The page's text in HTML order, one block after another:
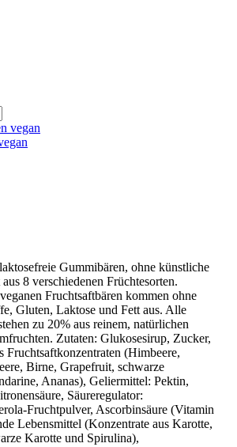
Gummibären, ohne künstliche
8 verschiedenen Früchtesorten.
Fruchtsaftbären kommen ohne
Gluten, Laktose und Fett aus. Alle
zu 20% aus reinem, natürlichen
Zutaten: Glukosesirup, Zucker,
Fruchtsaftkonzentraten (Himbeere,
Birne, Grapefruit, schwarze
Ananas), Geliermittel: Pektin,
Säureregulator:
Fruchtpulver, Ascorbinsäure (Vitamin
Lebensmittel (Konzentrate aus Karotte,
Karotte und Spirulina),